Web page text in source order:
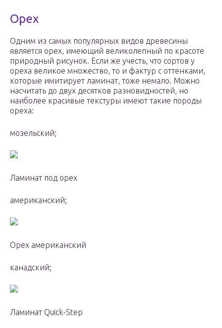
Орех
Одним из самых популярных видов древесины
является орех, имеющий великолепный по красоте
природный рисунок. Если же учесть, что сортов у
ореха великое множество, то и фактур с оттенками,
которые имитирует ламинат, тоже немало. Можно
насчитать до двух десятков разновидностей, но
наиболее красивые текстуры имеют такие породы
ореха:
мозельский;
Ламинат под орех
американский;
Орех американский
канадский;
Ламинат Quick-Step